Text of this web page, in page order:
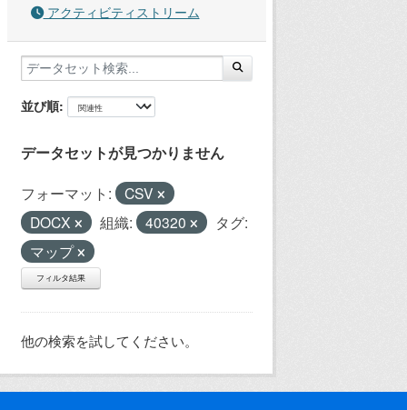
アクティビティストリーム
並び順
データセットが見つかりません
フォーマット:
CSV
DOCX
組織: 40320
タグ:
マップ
フィルタ結果
他の検索を試してください。